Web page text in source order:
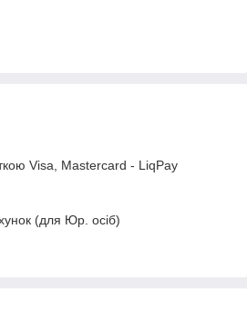
Visa, Mastercard - LiqPay
(для Юр. осіб)